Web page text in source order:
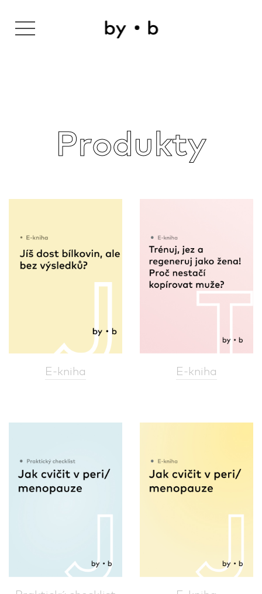
Produkty
E-kniha E-kniha